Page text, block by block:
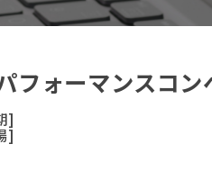
フォーマンスコン
]
]